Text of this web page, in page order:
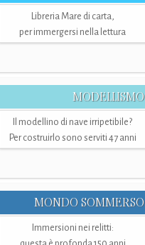
Libreria Mare di carta,
per immergersi nella lettura
MODELLISMO
Il modellino di nave irripetibile?
Per costruirlo sono serviti 47 anni
MONDO SOMMERSO
Immersioni nei relitti: